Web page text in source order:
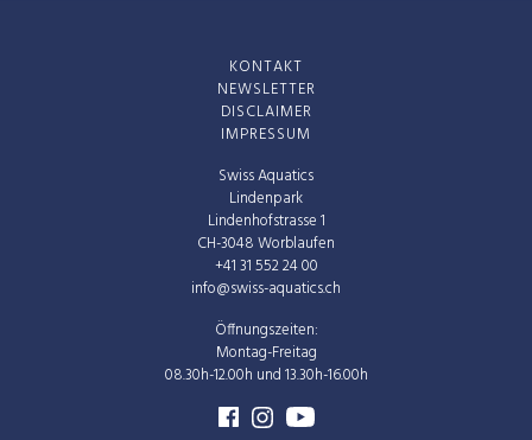
Swiss Aquatics
Lindenpark
Lindenhofstrasse 1
CH-3048 Worblaufen
+41 31 552 24 00
info@swiss-aquatics.ch
Öffnungszeiten:
Montag-Freitag
08.30h-12.00h und 13.30h-16.00h
KONTAKT
NEWSLETTER
DISCLAIMER
IMPRESSUM